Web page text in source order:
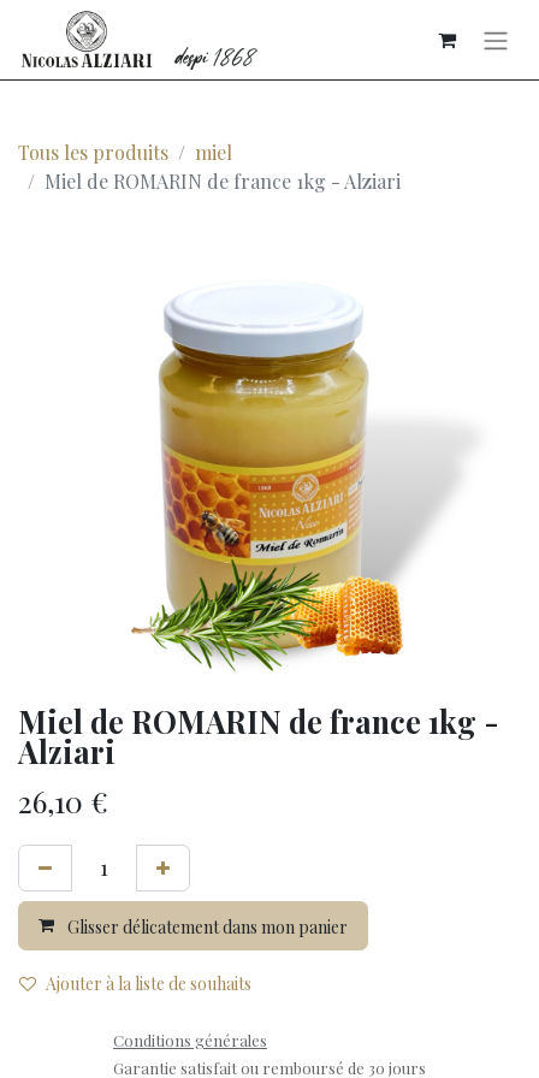
Tous les produits
miel
Miel de ROMARIN de france 1kg - Alziari
Miel de ROMARIN de france 1kg -
Alziari
26,10 €
Glisser délicatement dans mon panier
Ajouter à la liste de souhaits
Conditions générales
Garantie satisfait ou remboursé de 30 jours